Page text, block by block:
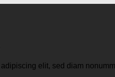
adipiscing elit, sed diam